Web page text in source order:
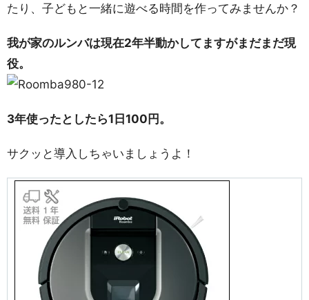
たり、子どもと一緒に遊べる時間を作ってみませんか？
我が家のルンバは現在2年半動かしてますがまだまだ現
役。
3年使ったとしたら1日100円。
サクッと導入しちゃいましょうよ！